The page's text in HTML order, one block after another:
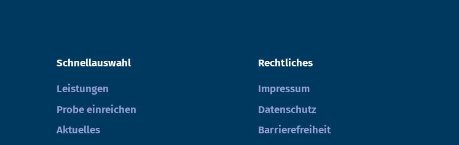
Schnellauswahl
Leistungen
Probe einreichen
Aktuelles
Rechtliches
Impressum
Datenschutz
Barrierefreiheit